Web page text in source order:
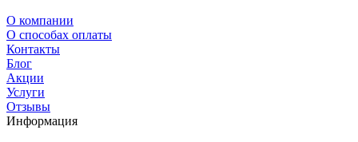
О компании
О способах оплаты
Контакты
Блог
Акции
Услуги
Отзывы
Информация